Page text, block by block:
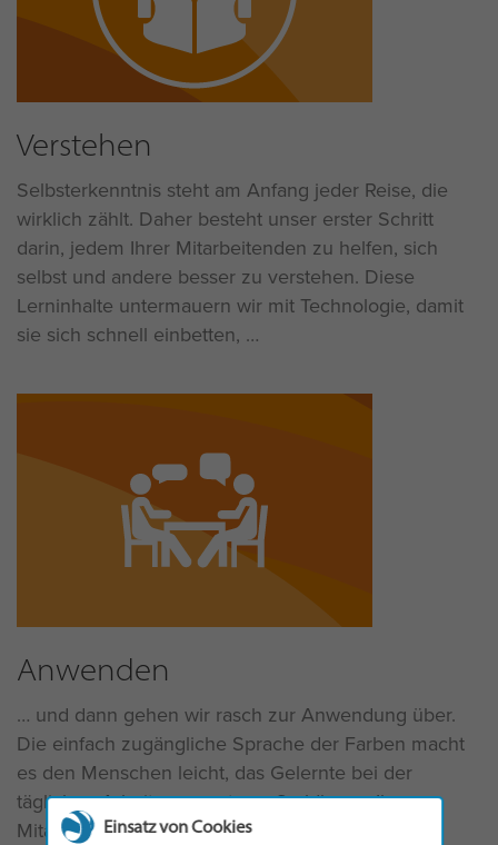
Verstehen
Selbsterkenntnis steht am Anfang jeder Reise, die
wirklich zählt. Daher besteht unser erster Schritt
darin, jedem Ihrer Mitarbeitenden zu helfen, sich
selbst und andere besser zu verstehen. Diese
Lerninhalte untermauern wir mit Technologie, damit
sie sich schnell einbetten,
Anwenden
und dann gehen wir rasch zur Anwendung über.
Die einfach zugängliche Sprache der Farben macht
es den Menschen leicht, das Gelernte bei der
täglichen Arbeit umzusetzen. So können Ihre
Mitarbeitenden, Teams und Führungskräfte die
Einsatz von Cookies